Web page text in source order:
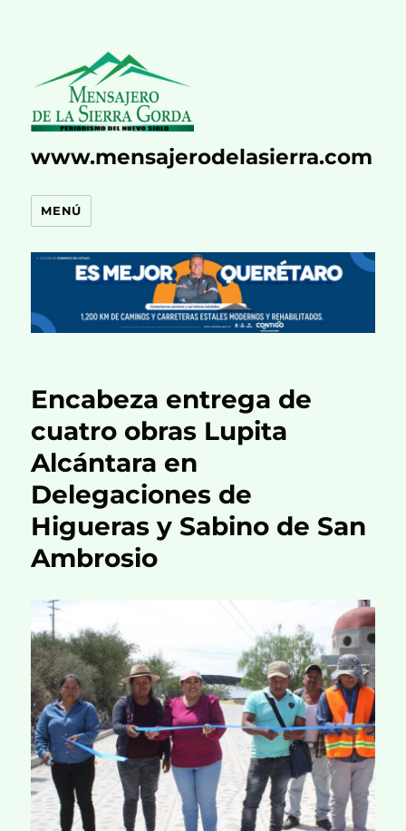
www.mensajerodelasierra.com
MENÚ
Encabeza entrega de
cuatro obras Lupita
Alcántara en
Delegaciones de
Higueras y Sabino de San
Ambrosio